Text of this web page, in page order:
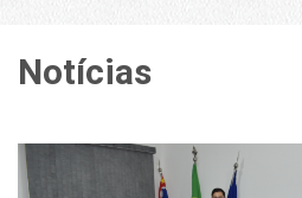
Notícias